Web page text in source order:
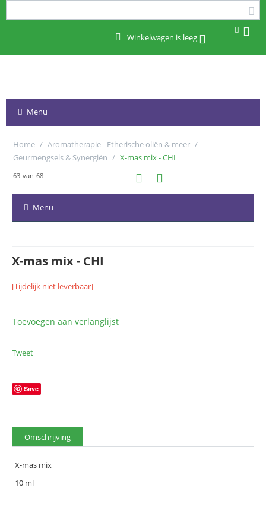
Winkelwagen is leeg
Menu
Home / Aromatherapie - Etherische oliën & meer /
Geurmengsels & Synergiën / X-mas mix - CHI
63 van 68
Menu
X-mas mix - CHI
[Tijdelijk niet leverbaar]
Toevoegen aan verlanglijst
Tweet
Save
Omschrijving
X-mas mix
10 ml